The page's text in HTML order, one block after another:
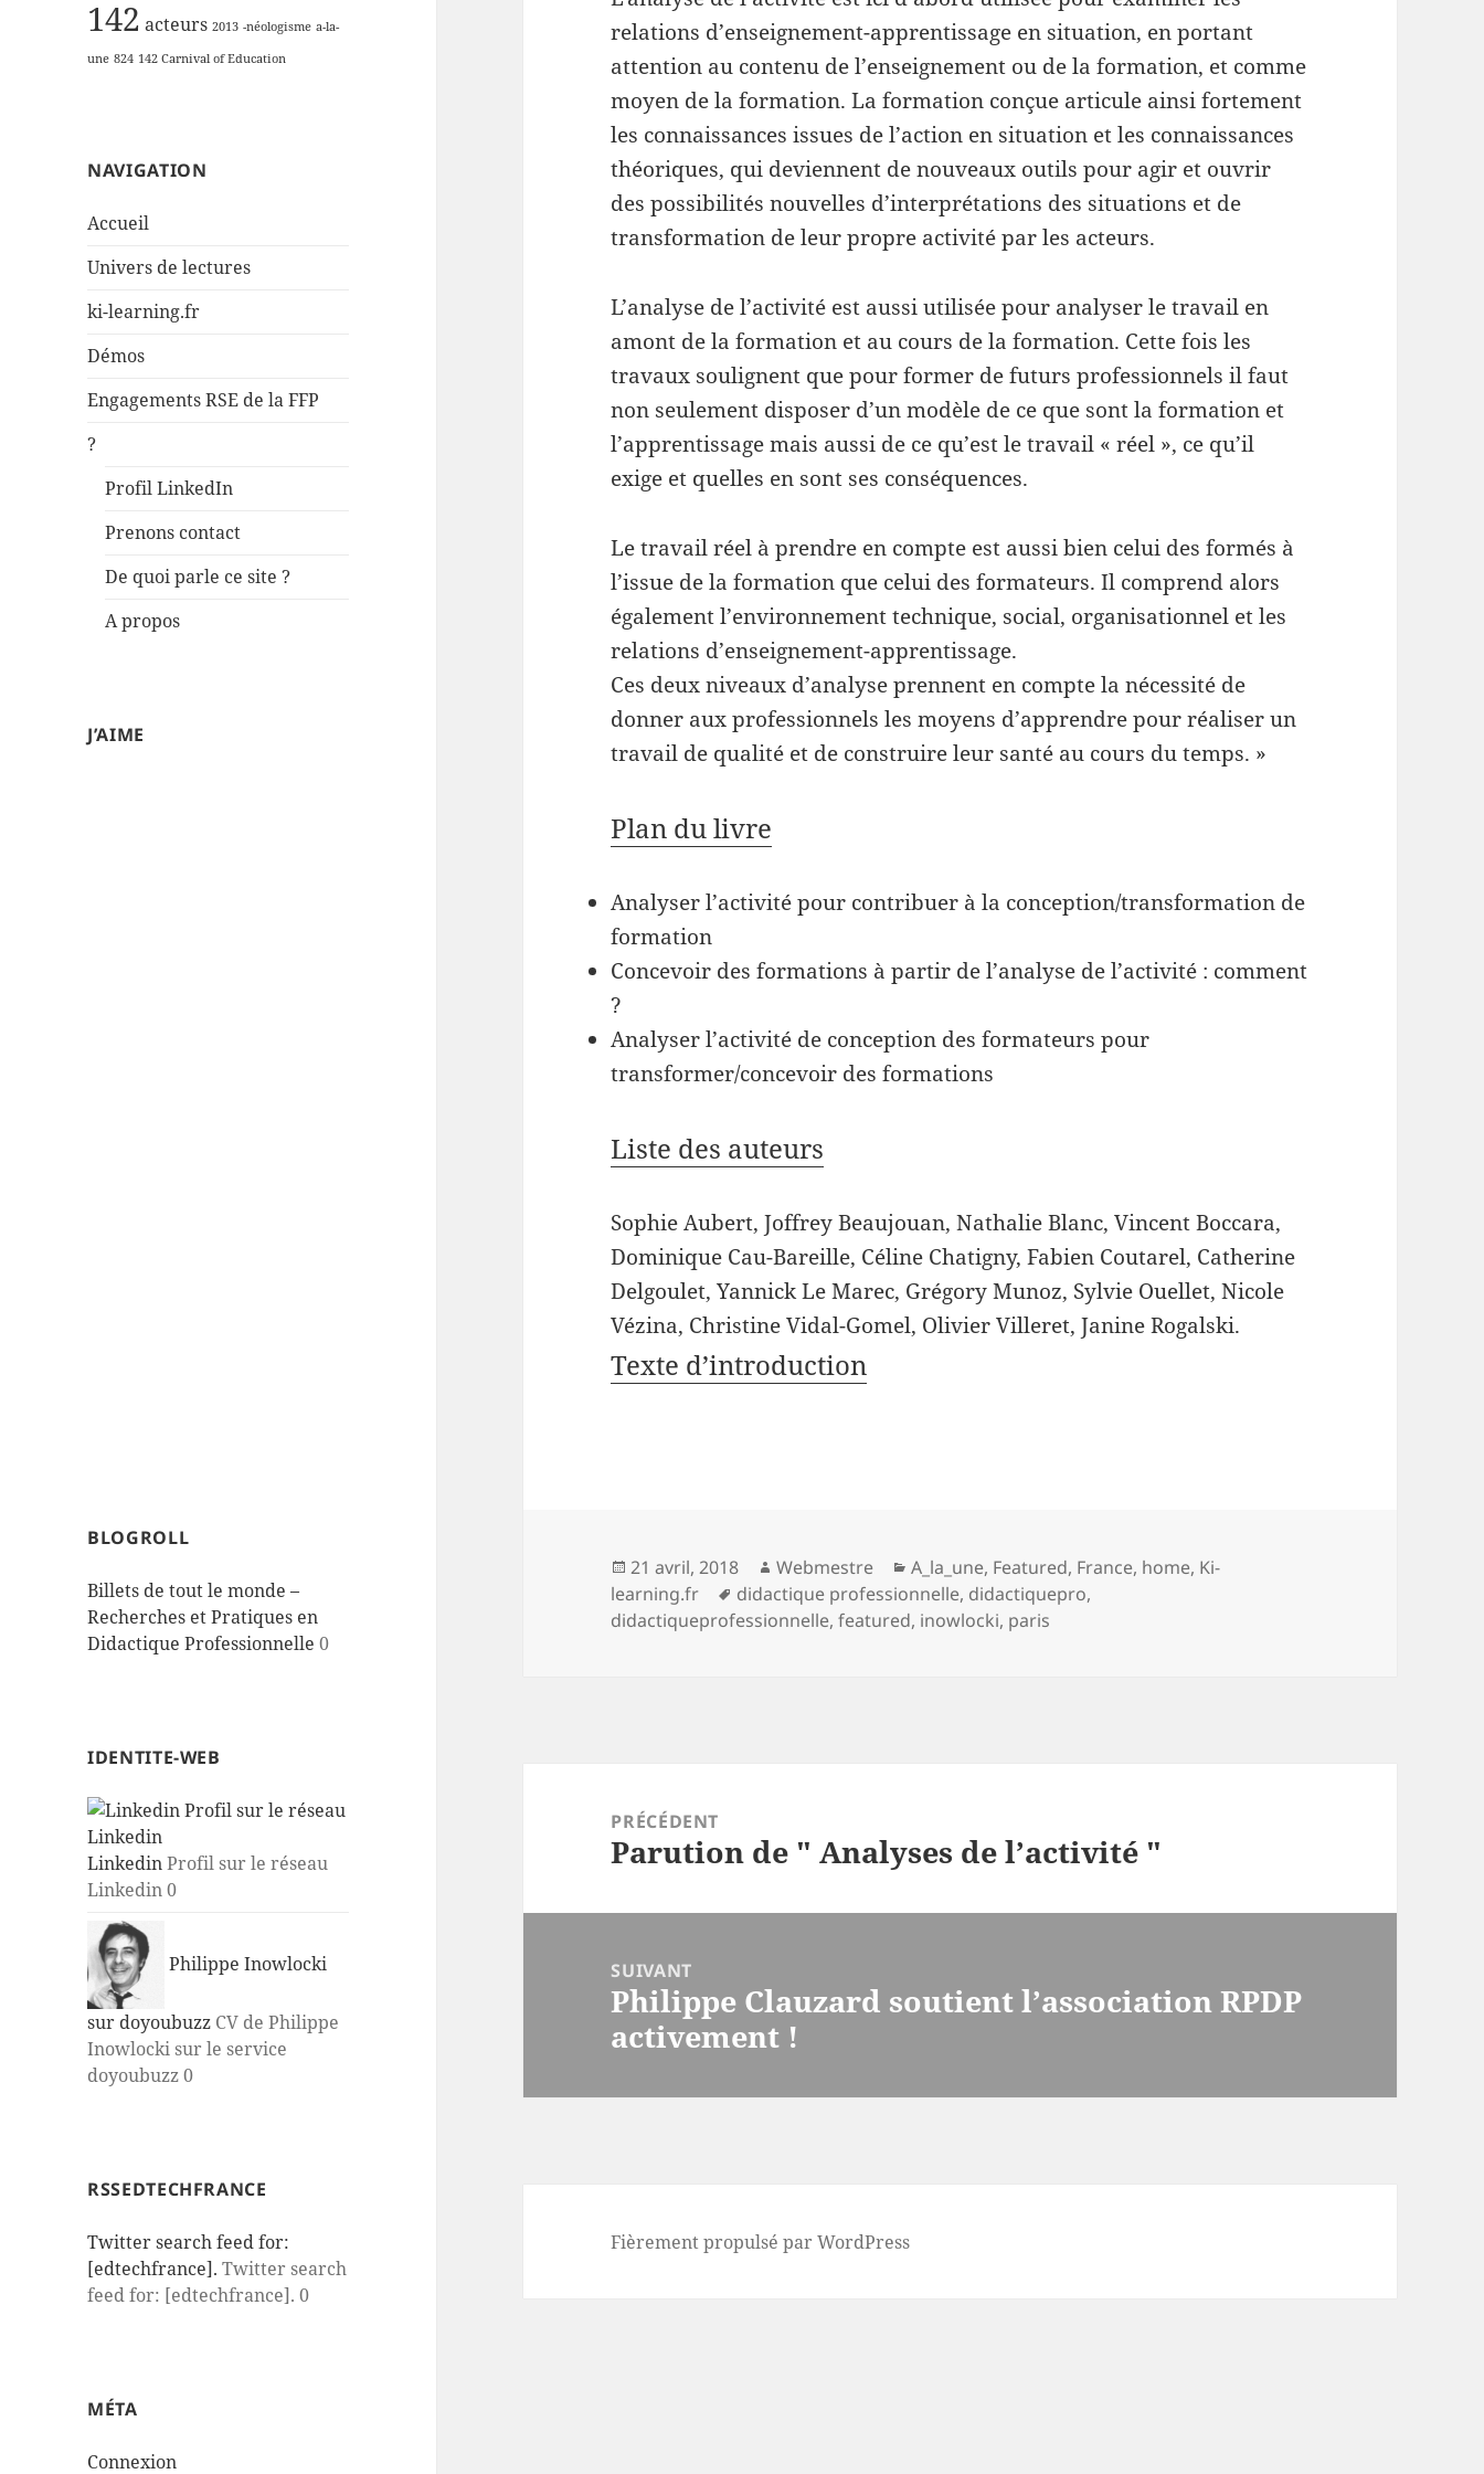
142 acteurs 2013 -néologisme a-la-
une 824 142 Carnival of Education
NAVIGATION
Accueil
Univers de lectures
ki-learning.fr
Démos
Engagements RSE de la FFP
?
Profil LinkedIn
Prenons contact
De quoi parle ce site ?
A propos
J’AIME
BLOGROLL
Billets de tout le monde –
Recherches et Pratiques en
Didactique Professionnelle 0
IDENTITE-WEB
LinkedinProfil sur le réseau
Linkedin 0
Philippe Inowlocki
sur doyoubuzz CV de Philippe
Inowlocki sur le service
doyoubuzz 0
RSSEDTECHFRANCE
Twitter search feed for:
[edtechfrance]. Twitter search
feed for: [edtechfrance]. 0
MÉTA
Connexion
relations d’enseignement-apprentissage en situation, en portant
attention au contenu de l’enseignement ou de la formation, et comme
moyen de la formation. La formation conçue articule ainsi fortement
les connaissances issues de l’action en situation et les connaissances
théoriques, qui deviennent de nouveaux outils pour agir et ouvrir
des possibilités nouvelles d’interprétations des situations et de
transformation de leur propre activité par les acteurs.
L’analyse de l’activité est aussi utilisée pour analyser le travail en
amont de la formation et au cours de la formation. Cette fois les
travaux soulignent que pour former de futurs professionnels il faut
non seulement disposer d’un modèle de ce que sont la formation et
l’apprentissage mais aussi de ce qu’est le travail « réel », ce qu’il
exige et quelles en sont ses conséquences.
Le travail réel à prendre en compte est aussi bien celui des formés à
l’issue de la formation que celui des formateurs. Il comprend alors
également l’environnement technique, social, organisationnel et les
relations d’enseignement-apprentissage.
Ces deux niveaux d’analyse prennent en compte la nécessité de
donner aux professionnels les moyens d’apprendre pour réaliser un
travail de qualité et de construire leur santé au cours du temps. »
Plan du livre
Analyser l’activité pour contribuer à la conception/transformation de
formation
Concevoir des formations à partir de l’analyse de l’activité : comment
?
Analyser l’activité de conception des formateurs pour
transformer/concevoir des formations
Liste des auteurs
Sophie Aubert, Joffrey Beaujouan, Nathalie Blanc, Vincent Boccara,
Dominique Cau-Bareille, Céline Chatigny, Fabien Coutarel, Catherine
Delgoulet, Yannick Le Marec, Grégory Munoz, Sylvie Ouellet, Nicole
Vézina, Christine Vidal-Gomel, Olivier Villeret, Janine Rogalski.
Texte d’introduction
Publié
le
21 avril, 2018 Auteur
Webmestre Catégories
A_la_une, Featured, France, home, Ki-
learning.fr
Mots-
clés
didactique professionnelle, didactiquepro,
didactiqueprofessionnelle,featured, inowlocki, paris
PRÉCÉDENT
Article
Parution de " Analyses de l’activité "
SUIVANT
Article
suivant :
Philippe Clauzard soutient l’association RPDP
activement !
Fièrement propulsé par WordPress